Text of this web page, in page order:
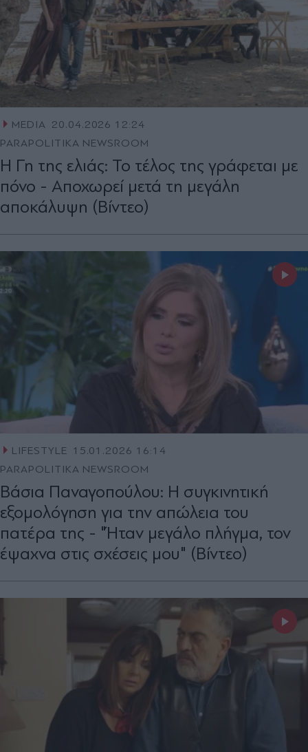
MEDIA 20.04.2026 12:24
PARAPOLITIKA NEWSROOM
Η Γη της ελιάς: Το τέλος της γράφεται με
πόνο - Αποχωρεί μετά τη μεγάλη
αποκάλυψη (Βίντεο)
LIFESTYLE 15.01.2026 16:14
PARAPOLITIKA NEWSROOM
Βάσια Παναγοπούλου: Η συγκινητική
εξομολόγηση για την απώλεια του
πατέρα της - "Ήταν μεγάλο πλήγμα, τον
έψαχνα στις σχέσεις μου" (Βίντεο)